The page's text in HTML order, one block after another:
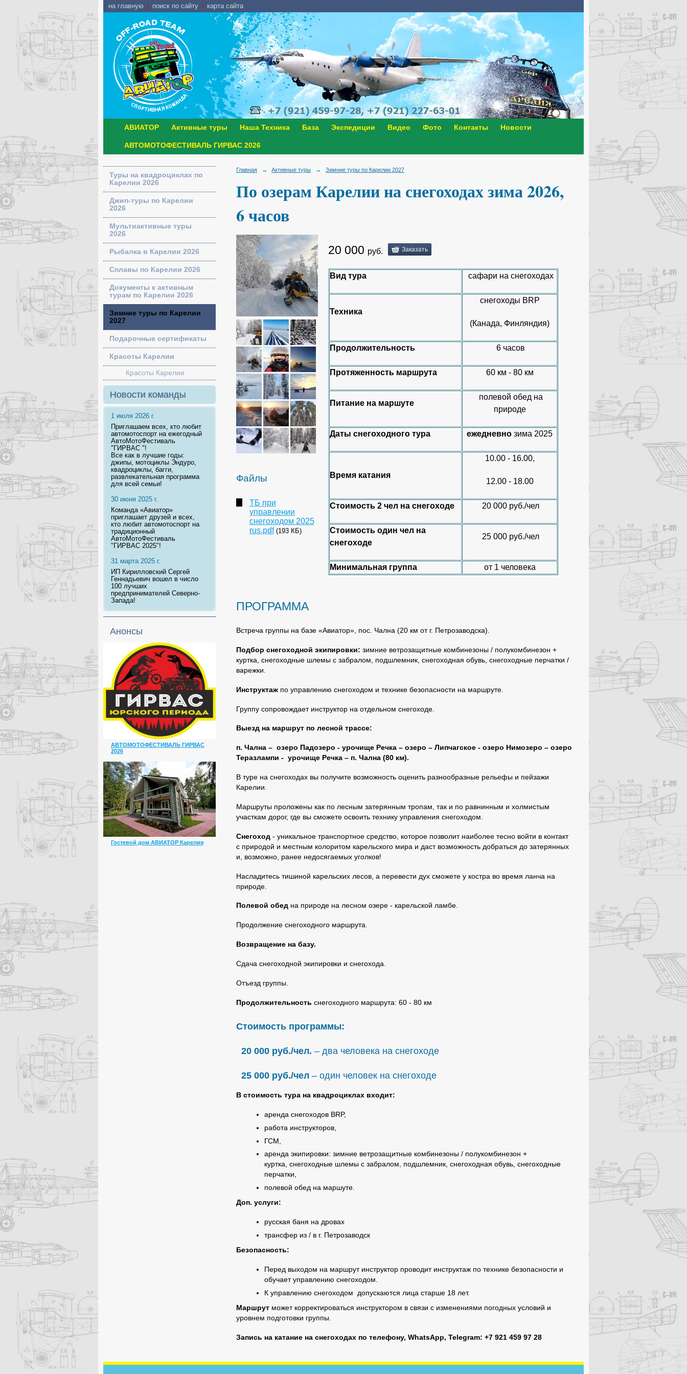
на главную поиск по сайту карта сайта
АВИАТОР Активные туры Наша Техника База Экспедиции Видео Фото Контакты Новости
АВТОМОТОФЕСТИВАЛЬ ГИРВАС 2026
Туры на квадроциклах по
Карелии 2026
Джип-туры по Карелии
2026
Мультиактивные туры
2026
Рыбалка в Карелии 2026
Сплавы по Карелии 2026
Документы к активным
турам по Карелии 2026
Зимние туры по Карелии
2027
Подарочные сертификаты
Красоты Карелии
Красоты Карелии
Новости команды
1 июля 2026 г.
Приглашаем всех, кто любит
автомотоспорт на ежегодный
АвтоМотоФестиваль
"ГИРВАС "!
Все как в лучшие годы:
джипы, мотоциклы Эндуро,
квадроциклы, багги,
развлекательная программа
для всей семьи!
30 июня 2025 г.
Команда «Авиатор»
приглашает друзей и всех,
кто любит автомотоспорт на
традиционный
АвтоМотоФестиваль
"ГИРВАС 2025"!
31 марта 2025 г.
ИП Кирилловский Сергей
Геннадьевич вошел в число
100 лучших
предпринимателей Северно-
Запада!
Анонсы
АВТОМОТОФЕСТИВАЛЬ ГИРВАС
2026
Гостевой дом АВИАТОР Карелия
Главная → Активные туры → Зимние туры по Карелии 2027
По озерам Карелии на снегоходах зима 2026,
6 часов
Файлы
ТБ при
управлении
снегоходом 2025
rus.pdf (193 КБ)
20 000 руб. Заказать
Вид тура сафари на снегоходах
Техника
снегоходы BRP
(Канада, Финляндия)
Продолжительность 6 часов
Протяженность маршрута 60 км - 80 км
Питание на маршуте
полевой обед на
природе
Даты снегоходного тура ежедневно зима 2025
Время катания
10.00 - 16.00,
12.00 - 18.00
Стоимость 2 чел на снегоходе 20 000 руб./чел
Стоимость один чел на
снегоходе
25 000 руб./чел
Минимальная группа от 1 человека
ПРОГРАММА
Встреча группы на базе «Авиатор», пос. Чална (20 км от г. Петрозаводска).
Подбор снегоходной экипировки: зимние ветрозащитные комбинезоны / полукомбинезон +
куртка, снегоходные шлемы с забралом, подшлемник, снегоходная обувь, снегоходные перчатки /
варежки.
Инструктаж по управлению снегоходом и технике безопасности на маршруте.
Группу сопровождает инструктор на отдельном снегоходе.
Выезд на маршрут по лесной трассе:
п. Чална – озеро Падозеро - урочище Речка – озеро – Липчагское - озеро Нимозеро – озеро
Теразлампи - урочище Речка – п. Чална (80 км).
В туре на снегоходах вы получите возможность оценить разнообразные рельефы и пейзажи
Карелии.
Маршруты проложены как по лесным затерянным тропам, так и по равнинным и холмистым
участкам дорог, где вы сможете освоить технику управления снегоходом.
Снегоход - уникальное транспортное средство, которое позволит наиболее тесно войти в контакт
с природой и местным колоритом карельского мира и даст возможность добраться до затерянных
и, возможно, ранее недосягаемых уголков!
Насладитесь тишиной карельских лесов, а перевести дух сможете у костра во время ланча на
природе.
Полевой обед на природе на лесном озере - карельской ламбе.
Продолжение снегоходного маршрута.
Возвращение на базу.
Сдача снегоходной экипировки и снегохода.
Отъезд группы.
Продолжительность снегоходного маршрута: 60 - 80 км
Стоимость программы:
20 000 руб./чел. – два человека на снегоходе
25 000 руб./чел – один человек на снегоходе
В стоимость тура на квадроциклах входит:
аренда снегоходов BRP,
работа инструкторов,
ГСМ,
аренда экипировки: зимние ветрозащитные комбинезоны / полукомбинезон +
куртка, снегоходные шлемы с забралом, подшлемник, снегоходная обувь, снегоходные
перчатки,
полевой обед на маршуте.
Доп. услуги:
русская баня на дровах
трансфер из / в г. Петрозаводск
Безопасность:
Перед выходом на маршрут инструктор проводит инструктаж по технике безопасности и
обучает управлению снегоходом.
К управлению снегоходом допускаются лица старше 18 лет.
Маршрут может корректироваться инструктором в связи с изменениями погодных условий и
уровнем подготовки группы.
Запись на катание на снегоходах по телефону, WhatsApp, Telegram: +7 921 459 97 28